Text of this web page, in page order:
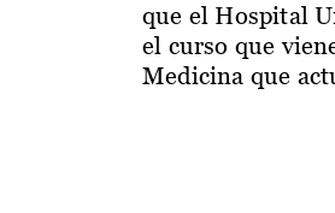
que el Hospital
el curso que
Medicina que